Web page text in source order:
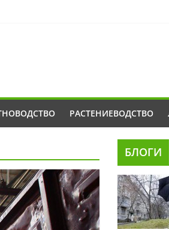
РАСТЕНИЕВОДСТВО
БЛОГИ